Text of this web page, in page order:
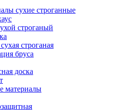
сухие строганные
строганый
строганая
бруса
доска
материалы